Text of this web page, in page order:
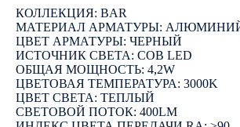
КОЛЛЕКЦИЯ: BAR
МАТЕРИАЛ АРМАТУРЫ:
ЦВЕТ АРМАТУРЫ: ЧЕРНЫЙ
ИСТОЧНИК СВЕТА: COB LED
ОБЩАЯ МОЩНОСТЬ: 4,2W
ЦВЕТОВАЯ ТЕМПЕРАТУРА: 3000K
ЦВЕТ СВЕТА: ТЕПЛЫЙ
СВЕТОВОЙ ПОТОК: 400LM